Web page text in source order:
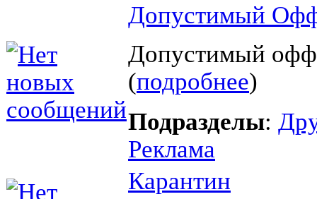
Допустимый
Допустимый
(подробнее)
Подразделы:
Реклама
Карантин